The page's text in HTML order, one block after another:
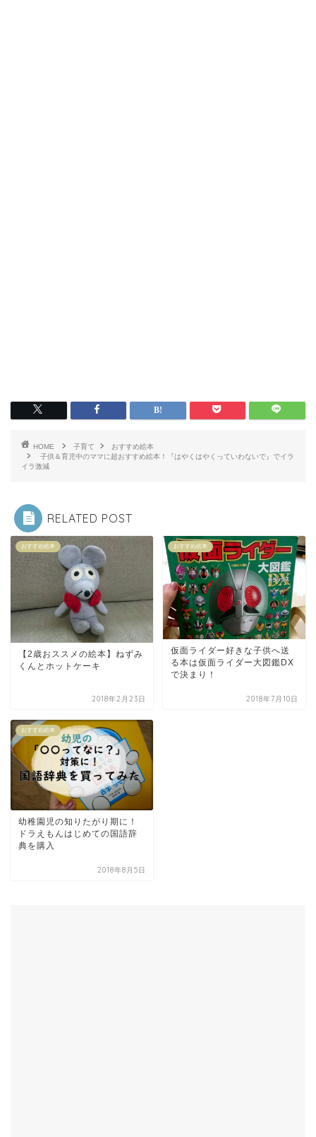
HOME 子育て
おすすめ絵本
子供＆育児中のママに超おすすめ絵本！『はやくはやくっていわないで』でイラ
イラ激減
RELATED POST
おすすめ絵本
【2歳おススメの絵本】ねずみ
くんとホットケーキ
2018年2月23日
おすすめ絵本
仮面ライダー好きな子供へ送
る本は仮面ライダー大図鑑DX
で決まり！
2018年7月10日
おすすめ絵本
幼稚園児の知りたがり期に！
ドラえもんはじめての国語辞
典を購入
2018年8月5日